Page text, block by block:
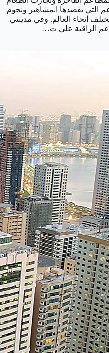
التي يقصدها المشاهير ونجوم
أنحاء العالم. وفي مدينتي
الراقية على ت…